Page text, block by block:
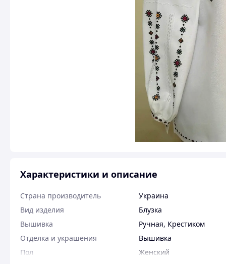
Характеристики и описание
Страна производитель
Украина
Вид изделия
Блузка
Вышивка
Ручная, Крестиком
Отделка и украшения
Вышивка
Пол
Женский